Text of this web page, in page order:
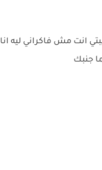
انت مش فاكراني ليه انا
جنبك